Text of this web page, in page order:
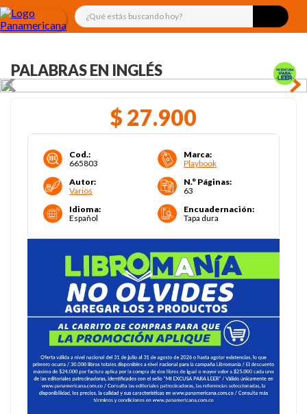
¿Qué estás buscando hoy?
PALABRAS EN INGLÉS
$ 27.900
Cod.:
665803
Marca:
Playbook
Autor:
Varios
N.° Páginas:
63
Idioma:
Español
Encuadernación:
Tapa dura